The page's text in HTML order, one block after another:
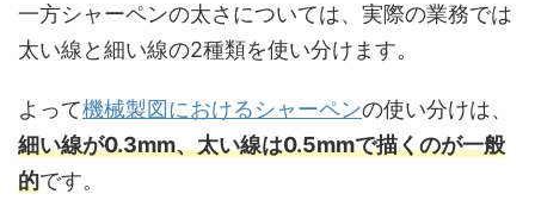
一方シャーペンの太さについては、実際の業務では
太い線と細い線の2種類を使い分けます。
よって機械製図におけるシャーペンの使い分けは、
細い線が0.3mm、太い線は0.5mmで描くのが一般
的です。